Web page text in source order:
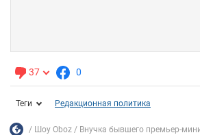
37 0
Теги Редакционная политика
Шоу Oboz Внучка бывшего премьер-